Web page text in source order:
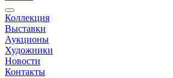
Коллекция
Выставки
Аукционы
Художники
Новости
Контакты